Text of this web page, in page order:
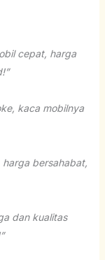
cepat, harga
kaca mobilnya
bersahabat,
dan kualitas